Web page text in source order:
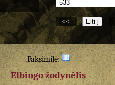
<<
Faksimilė:
Elbingo žodynėlis